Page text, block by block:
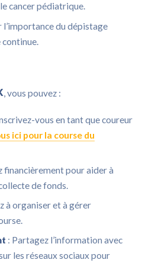
cancer pédiatrique.
du dépistage
, vous pouvez :
vous en tant que coureur
ici pour la course du
financièrement pour aider à
de fonds.
à organiser et à gérer
: Partagez l’information avec
les réseaux sociaux pour